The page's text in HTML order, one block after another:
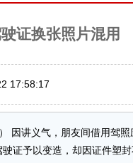
证换张照片混用
17:58:17
因讲义气，朋友间借用驾照
证予以变造，却因证件塑